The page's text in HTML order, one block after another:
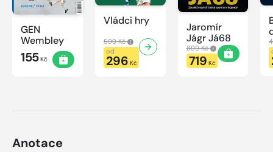
GEN
Wembley
155Kč
Vládci hry
599 Kč
od
296 Kč
Jaromír
Jágr Já68
899 Kč
719 Kč
Anotace